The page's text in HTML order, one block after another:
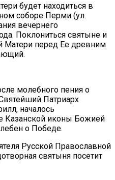
будет находиться в
соборе Перми (ул.
вечернего
Поклониться святыне и
Матери перед Ее древним
молебного пения о
Патриарх
началось
Казанской иконы Божией
о Победе.
Русской Православной
святыня посетит